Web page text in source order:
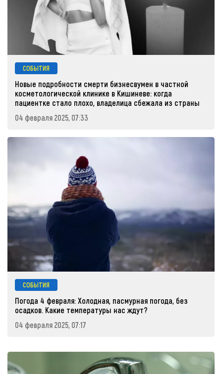
СОБЫТИЯ
Новые подробности смерти бизнесвумен в частной
косметологической клинике в Кишиневе: когда
пациентке стало плохо, владелица сбежала из страны
04 февраля 2025, 07:33
СОБЫТИЯ
Погода 4 февраля: Холодная, пасмурная погода, без
осадков. Какие температуры нас ждут?
04 февраля 2025, 07:17